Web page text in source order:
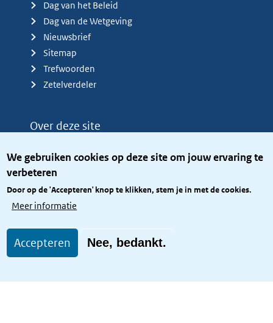
We gebruiken cookies op deze site om jouw ervaring te
verbeteren
Door op de 'Accepteren' knop te klikken, stem je in met de cookies.
Meer informatie
Accepteren Nee, bedankt.
Dag van het Beleid
Dag van de Wetgeving
Nieuwsbrief
Sitemap
Trefwoorden
Zetelverdeler
Over deze site
Privacy
Toegang site openbaar
Toegankelijkheid